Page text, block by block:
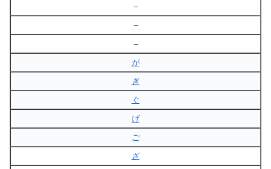
–
–
–
が
ぎ
ぐ
げ
ご
ざ